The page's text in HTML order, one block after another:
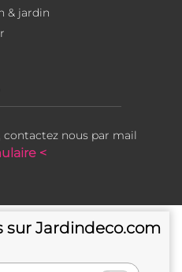
& jardin
nous par mail
<
sur Jardindeco.com